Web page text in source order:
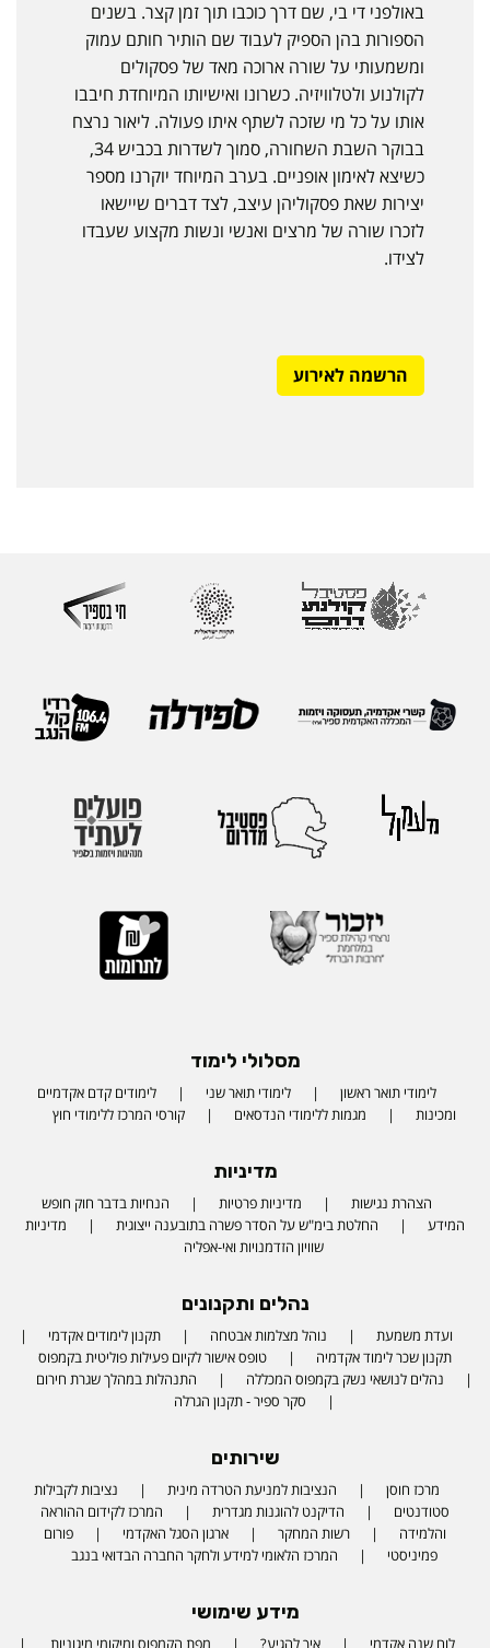
באולפני די בי, שם דרך כוכבו תוך זמן קצר. בשנים
הספורות בהן הספיק לעבוד שם הותיר חותם עמוק
ומשמעותי על שורה ארוכה מאד של פסקולים
לקולנוע ולטלוויזיה. כשרונו ואישיותו המיוחדת חיבבו
אותו על כל מי שזכה לשתף איתו פעולה. ליאור נרצח
בבוקר השבת השחורה, סמוך לשדרות בכביש 34,
כשיצא לאימון אופניים. בערב המיוחד יוקרנו מספר
יצירות שאת פסקוליהן עיצב, לצד דברים שיישאו
לזכרו שורה של מרצים ואנשי ונשות מקצוע שעבדו
לצידו.
הרשמה לאירוע
מסלולי לימוד
לימודי תואר ראשון לימודי תואר שני
לימודים קדם אקדמיים
ומכינות
מגמות ללימודי הנדסאים קורסי המרכז ללימודי חוץ
מדיניות
הצהרת נגישות מדיניות פרטיות
הנחיות בדבר חוק חופש
המידע
החלטת בימ"ש על הסדר פשרה בתובענה ייצוגית
מדיניות
שוויון הזדמנויות ואי-אפליה
נהלים ותקנונים
ועדת משמעת נוהל מצלמות אבטחה
תקנון לימודים אקדמי
תקנון שכר לימוד אקדמיה
טופס אישור לקיום פעילות פוליטית בקמפוס
נהלים לנושאי נשק בקמפוס המכללה
התנהלות במהלך שגרת חירום
סקר ספיר - תקנון הגרלה
שירותים
מרכז חוסן הנציבות למניעת הטרדה מינית
נציבות לקבילות
סטודנטים
הדיקנט להוגנות מגדרית
המרכז לקידום ההוראה
והלמידה
רשות המחקר ארגון הסגל האקדמי
פורום
פמיניסטי
המרכז הלאומי למידע ולחקר החברה הבדואי בנגב
מידע שימושי
לוח שנה אקדמי איך להגיע? מפת הקמפוס ומיקומי מיגוניות